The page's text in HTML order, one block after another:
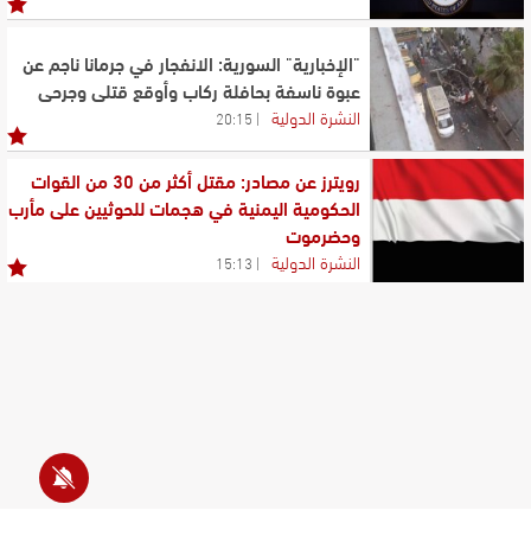
"الإخبارية" السورية: الانفجار في جرمانا ناجم عن
عبوة ناسفة بحافلة ركاب وأوقع قتلى وجرحى
النشرة الدولية 20:15
رويترز عن مصادر: مقتل أكثر من 30 من القوات
الحكومية اليمنية في هجمات للحوثيين على مأرب
وحضرموت
النشرة الدولية 15:13